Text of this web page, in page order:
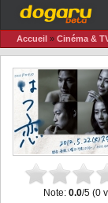
Accueil » Cinéma &
Note: 0.0/5 (0